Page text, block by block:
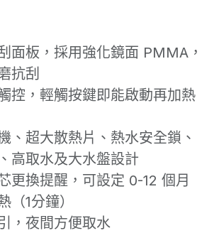
面板，採用強化鏡面 PMMA，
抗刮
控，輕觸按鍵即能啟動再加熱
、超大散熱片、熱水安全鎖、
高取水及大水盤設計
更換提醒，可設定 0-12 個月
1分鐘）
，夜間方便取水